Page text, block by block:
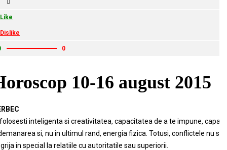
Like
Dislike
0
10-16 august 2015
inteligenta si creativitatea, capacitatea de a te impune,
si, nu in ultimul rand, energia fizica. Totusi, conflictele nu
in special la relatiile cu autoritatile sau superiorii.